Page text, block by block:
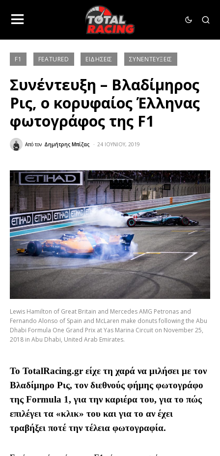
F1 FEATURED ΕΙΔΉΣΕΙΣ ΣΥΝΕΝΤΕΎΞΕΙΣ
Συνέντευξη – Βλαδίμηρος
Ρις, ο κορυφαίος Έλληνας
φωτογράφος της F1
Από τον Δημήτρης Μπίζας 24 ΙΟΥΝΊΟΥ, 2019
Lewis Hamilton of Great Britain and Mercedes AMG Petronas and
Fernando Alonso of Spain and McLaren make donuts following the Abu
Dhabi Formula One Grand Prix at Yas Marina Circuit on November 25,
2018 in Abu Dhabi, United Arab Emirates.
Το TotalRacing.gr είχε τη χαρά να μιλήσει με τον
Βλαδίμηρο Ρις, τον διεθνούς φήμης φωτογράφο
της Formula 1, για την καριέρα του, για το πώς
επιλέγει τα «κλικ» του και για το αν έχει
τραβήξει ποτέ την τέλεια φωτογραφία.